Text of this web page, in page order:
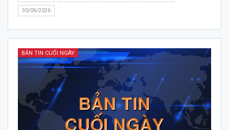
30/06/2026
BẢN TIN CUỐI NGÀY